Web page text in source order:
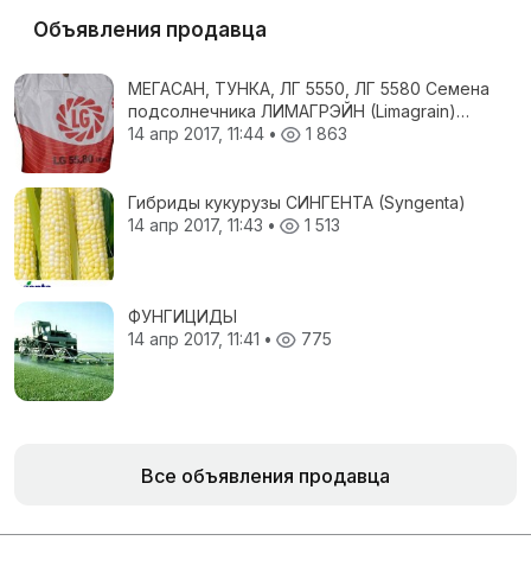
Объявления продавца
МЕГАСАН, ТУНКА, ЛГ 5550, ЛГ 5580 Семена
подсолнечника ЛИМАГРЭЙН (Limagrain)
гибриды
14 апр 2017, 11:44 • 1 863
Гибриды кукурузы СИНГЕНТА (Syngenta)
14 апр 2017, 11:43 • 1 513
ФУНГИЦИДЫ
14 апр 2017, 11:41 • 775
Все объявления продавца